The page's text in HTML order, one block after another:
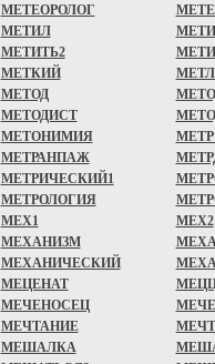
МЕТЕОРОЛОГ
МЕТИЛ
МЕТИТЬ2
МЕТКИЙ
МЕТОД
МЕТОДИСТ
МЕТОНИМИЯ
МЕТРАНПАЖ
МЕТРИЧЕСКИЙ1
МЕТРОЛОГИЯ
МЕХ1
МЕХ2
МЕХАНИЗМ
МЕХАНИЧЕСКИЙ
МЕЦЕНАТ
МЕЧЕНОСЕЦ
МЕЧТАНИЕ
МЕШАЛКА